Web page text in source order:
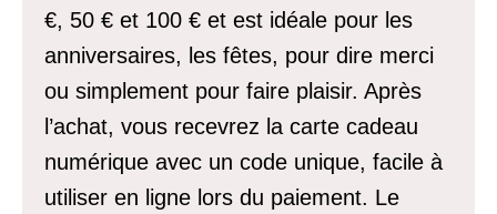
€, 50 € et 100 € et est idéale pour les
anniversaires, les fêtes, pour dire merci
ou simplement pour faire plaisir. Après
l’achat, vous recevrez la carte cadeau
numérique avec un code unique, facile à
utiliser en ligne lors du paiement. Le